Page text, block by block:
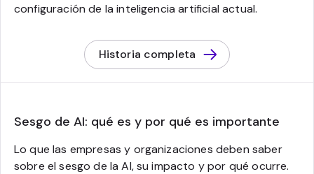
configuración de la inteligencia artificial actual.
Historia completa
Sesgo de AI: qué es y por qué es importante
Lo que las empresas y organizaciones deben saber
sobre el sesgo de la AI, su impacto y por qué ocurre.